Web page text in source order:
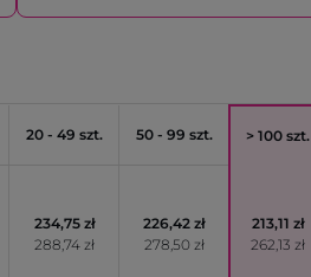
20 - 49 szt. 50 - 99 szt. > 100 szt.
234,75 zł
288,74 zł
226,42 zł
278,50 zł
213,11 zł
262,13 zł